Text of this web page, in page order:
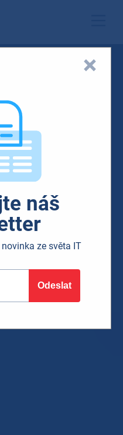
náš
ze světa IT